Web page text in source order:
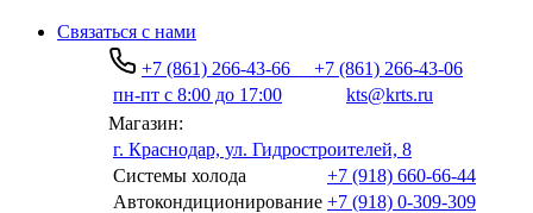
Связаться с нами
+7 (861) 266-43-66
+7 (861) 266-43-06
пн-пт с 8:00 до 17:00
kts@krts.ru
Магазин:
г. Краснодар, ул. Гидростроителей, 8
Системы холода
+7 (918) 660-66-44
Автокондиционирование +7 (918) 0-309-309